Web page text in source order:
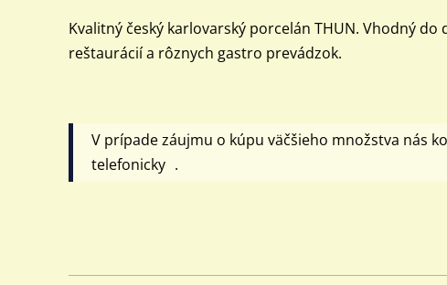
Kvalitný český karlovarský porcelán THUN. Vhodný do
reštaurácií a rôznych gastro prevádzok.
V prípade záujmu o kúpu väčšieho množstva nás
telefonicky .